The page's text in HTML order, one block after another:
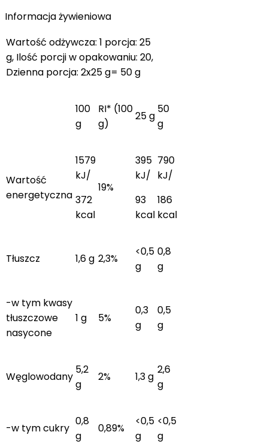
Informacja żywieniowa
Wartość odżywcza: 1 porcja: 25
g, Ilość porcji w opakowaniu: 20,
Dzienna porcja: 2x25 g= 50 g
100
g
RI* (100
g)
25 g
50
g
Wartość
energetyczna
1579
kJ/
372
kcal
19%
395
kJ/
93
kcal
790
kJ/
186
kcal
Tłuszcz 1,6 g 2,3%
<0,5
g
0,8
g
-w tym kwasy
tłuszczowe
nasycone
1 g 5%
0,3
g
0,5
g
Węglowodany
5,2
g
2% 1,3 g
2,6
g
-w tym cukry
0,8
g
0,89%
<0,5
g
<0,5
g